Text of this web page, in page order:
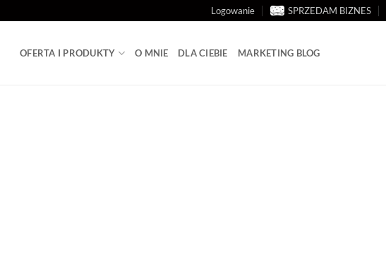
Logowanie SPRZEDAM BIZNES
OFERTA I PRODUKTY O MNIE DLA CIEBIE MARKETING BLOG